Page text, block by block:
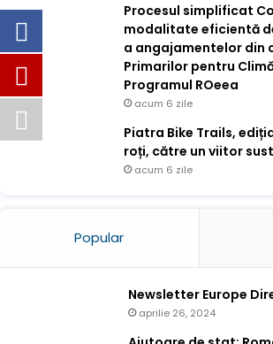
Procesul simplificat
modalitate eficientă
a angajamentelor din
Primarilor pentru
Programul ROeea
acum 6 zile
Piatra Bike Trails,
roți, către un viitor
acum 6 zile
Popular
Newsletter Europe
aprilie 26, 2024